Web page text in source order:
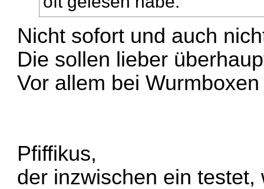
Nicht sofort und auch
Die sollen lieber
Vor allem bei
Pfiffikus,
der inzwischen ein